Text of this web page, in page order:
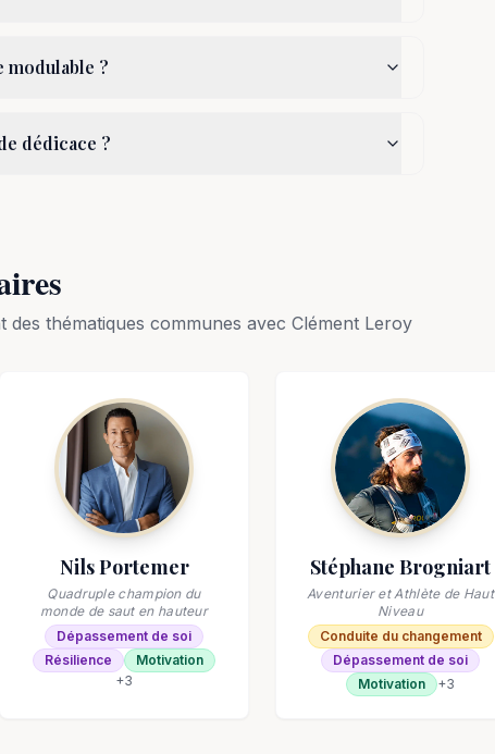
modulable ?
dédicace ?
thématiques communes avec Clément Leroy
Nils Portemer
Quadruple champion du
monde de saut en hauteur
Dépassement de soi
Résilience
Motivation
+3
Stéphane Brogniart
Aventurier et Athlète de Haut
Niveau
Conduite du changement
Dépassement de soi
Motivation
+3